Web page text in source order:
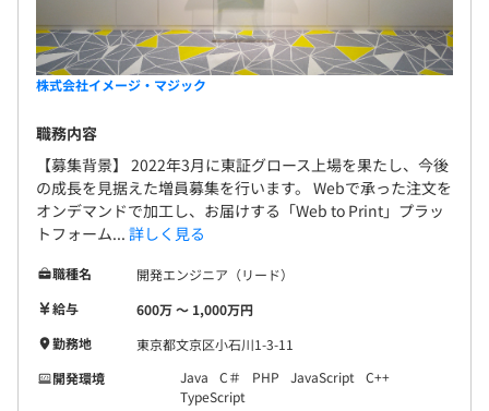
株式会社イメージ・マジック
職務内容
【募集背景】 2022年3月に東証グロース上場を果たし、今後
の成長を見据えた増員募集を行います。 Webで承った注文を
オンデマンドで加工し、お届けする「Web to Print」プラッ
トフォーム... 詳しく見る
職種名
開発エンジニア（リード）
給与
600万 〜 1,000万円
勤務地
東京都文京区小石川1-3-11
開発環境
Java C＃ PHP JavaScript
C++
TypeScript